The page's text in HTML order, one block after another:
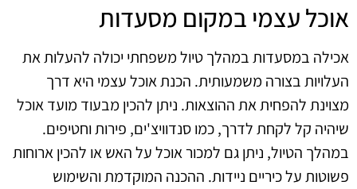
אוכל עצמי במקום מסעדות
אכילה במסעדות במהלך טיול משפחתי יכולה להעלות את
העלויות בצורה משמעותית. הכנת אוכל עצמי היא דרך
מצוינת להפחית את ההוצאות. ניתן להכין מבעוד מועד אוכל
שיהיה קל לקחת לדרך, כמו סנדוויצ'ים, פירות וחטיפים.
במהלך הטיול, ניתן גם למכור אוכל על האש או להכין ארוחות
פשוטות על כיריים ניידות. ההכנה המוקדמת והשימוש